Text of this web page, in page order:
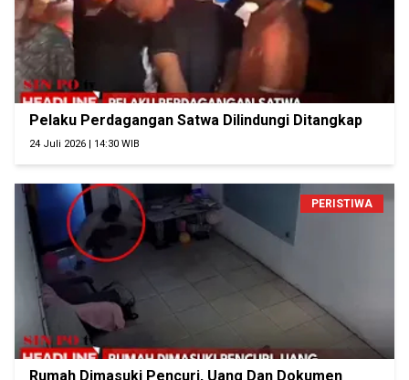
Pelaku Perdagangan Satwa Dilindungi Ditangkap
24 Juli 2026 | 14:30 WIB
PERISTIWA
Rumah Dimasuki Pencuri, Uang Dan Dokumen